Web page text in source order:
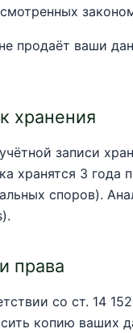
продаёт ваши
хранения
записи
хранятся 3 года
споров).
права
со ст. 14
копию ваших